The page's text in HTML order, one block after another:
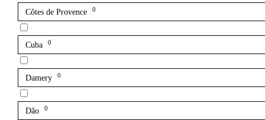
Côtes de Provence 0
Cuba 0
Damery 0
Dão 0